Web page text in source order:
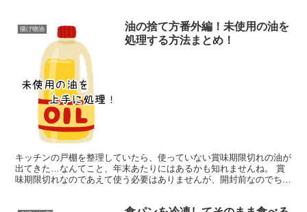
揚げ物油
油の捨て方番外編！未使用の油を
処理する方法まとめ！
キッチンの戸棚を整理していたら、使っていない賞味期限切れの油が
出てきた…なんてこと、年末あたりにはあるかも知れませんね。 賞
味期限切れなのであえて使う必要はありませんが、開封前なのでちょ